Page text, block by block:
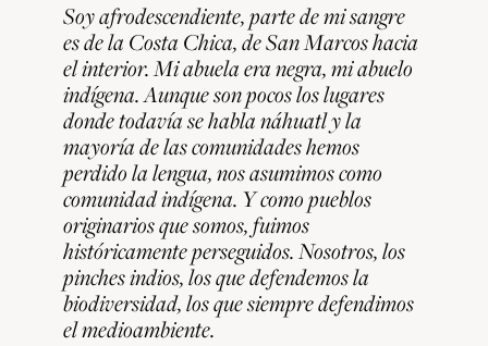
Soy afrodescendiente, parte de mi sangre
es de la Costa Chica, de San Marcos hacia
el interior. Mi abuela era negra, mi abuelo
indígena. Aunque son pocos los lugares
donde todavía se habla náhuatl y la
mayoría de las comunidades hemos
perdido la lengua, nos asumimos como
comunidad indígena. Y como pueblos
originarios que somos, fuimos
históricamente perseguidos. Nosotros, los
pinchesindios, los que defendemos la
biodiversidad, los que siempre defendimos
el medioambiente.